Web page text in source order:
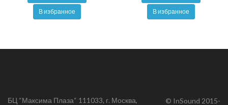
В избранное В избранное
БЦ “Максима Плаза“ 111033, г. Москва, © InSound 2015-